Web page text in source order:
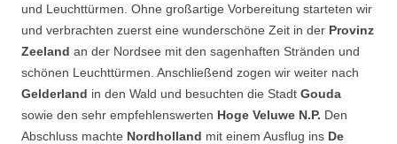
und Leuchttürmen. Ohne großartige Vorbereitung starteten wir
und verbrachten zuerst eine wunderschöne Zeit in der Provinz
Zeeland an der Nordsee mit den sagenhaften Stränden und
schönen Leuchttürmen. Anschließend zogen wir weiter nach
Gelderland in den Wald und besuchten die Stadt Gouda
sowie den sehr empfehlenswerten Hoge Veluwe N.P. Den
Abschluss machte Nordholland mit einem Ausflug ins De